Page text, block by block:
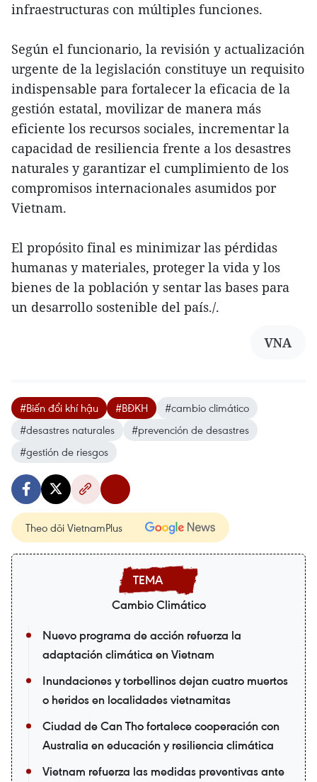
infraestructuras con múltiples funciones.
Según el funcionario, la revisión y actualización
urgente de la legislación constituye un requisito
indispensable para fortalecer la eficacia de la
gestión estatal, movilizar de manera más
eficiente los recursos sociales, incrementar la
capacidad de resiliencia frente a los desastres
naturales y garantizar el cumplimiento de los
compromisos internacionales asumidos por
Vietnam.
El propósito final es minimizar las pérdidas
humanas y materiales, proteger la vida y los
bienes de la población y sentar las bases para
un desarrollo sostenible del país./.
VNA
#Biến đổi khí hậu #BĐKH
#cambio climático
#desastres naturales
#prevención de desastres
#gestión de riesgos
Theo dõi VietnamPlus
Cambio Climático
Nuevo programa de acción refuerza la
adaptación climática en Vietnam
Inundaciones y torbellinos dejan cuatro muertos
o heridos en localidades vietnamitas
Ciudad de Can Tho fortalece cooperación con
Australia en educación y resiliencia climática
Vietnam refuerza las medidas preventivas ante